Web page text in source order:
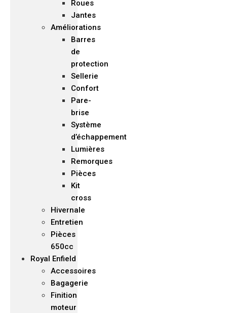
Roues
Jantes
Améliorations
Barres
de
protection
Sellerie
Confort
Pare-
brise
Système
d’échappement
Lumières
Remorques
Pièces
Kit
cross
Hivernale
Entretien
Pièces
650cc
Royal Enfield
Accessoires
Bagagerie
Finition
moteur